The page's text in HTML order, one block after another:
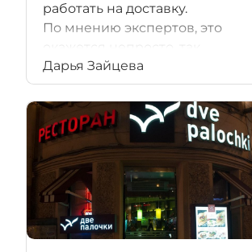
работать на доставку.
По мнению экспертов, это
как бренд уже давно растерял
свою аудиторию.
Дарья Зайцева